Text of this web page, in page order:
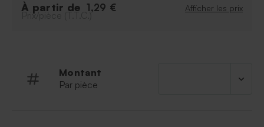
N'hésitez pas à jouer avec les couleurs, polices de
À partir de 1,29 € Afficher les prix
Prix/pièce (T.T.C.)
Montant
Par pièce